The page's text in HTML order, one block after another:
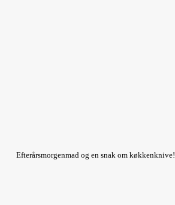
Efterårsmorgenmad og en snak om køkkenknive!